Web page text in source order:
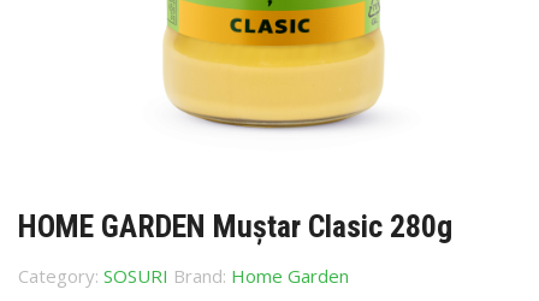
HOME GARDEN Muștar Clasic 280g
Category: SOSURI Brand: Home Garden